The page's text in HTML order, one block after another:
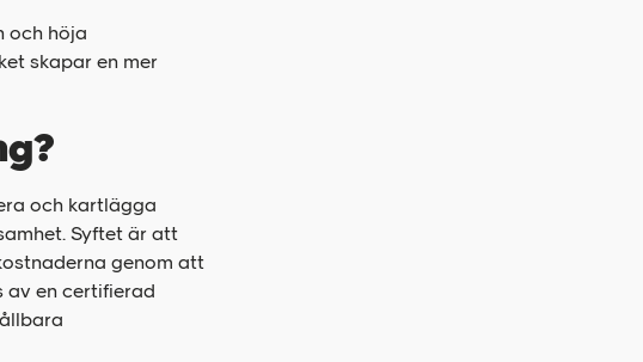
och höja
skapar en mer
och kartlägga
Syftet är att
genom att
av en certifierad